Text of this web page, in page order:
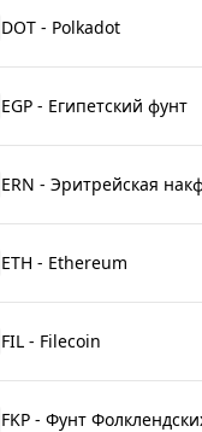
DOT - Polkadot
EGP - Египетский фунт
ERN - Эритрейская
ETH - Ethereum
FIL - Filecoin
FKP - Фунт